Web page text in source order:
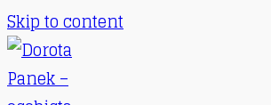
Skip to content